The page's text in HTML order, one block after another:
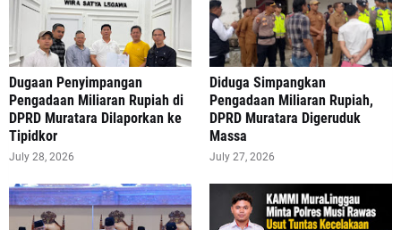
‎Dugaan Penyimpangan
Pengadaan Miliaran Rupiah di
DPRD Muratara Dilaporkan ke
Tipidkor
July 28, 2026
Diduga Simpangkan
Pengadaan Miliaran Rupiah,
DPRD Muratara Digeruduk
Massa
July 27, 2026